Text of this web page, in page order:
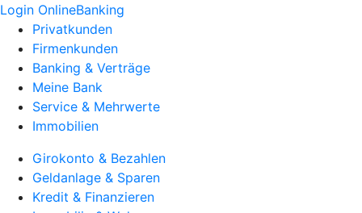
Login OnlineBanking
Privatkunden
Firmenkunden
Banking & Verträge
Meine Bank
Service & Mehrwerte
Immobilien
Girokonto & Bezahlen
Geldanlage & Sparen
Kredit & Finanzieren